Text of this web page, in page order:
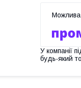
У компанії
будь-який